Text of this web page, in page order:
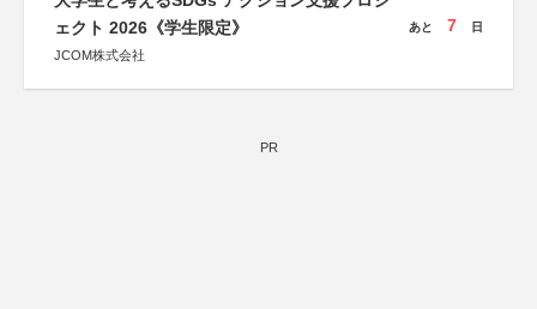
ェクト 2026《学生限定》
JCOM株式会社
あと 7 日
PR